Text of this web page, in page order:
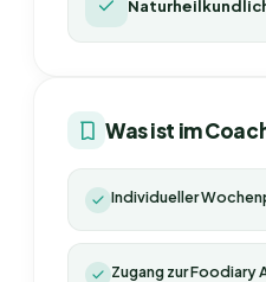
Was ist im
Individueller
Zugang zur Foodiary